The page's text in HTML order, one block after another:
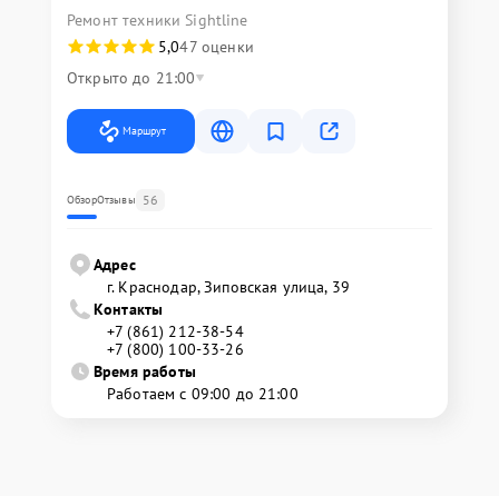
Ремонт техники Sightline
5,047 оценки
Открыто до 21:00
Маршрут
ОбзорОтзывы 56
Адрес
г. Краснодар, Зиповская улица, 39
Контакты
+7 (861) 212-38-54
+7 (800) 100-33-26
Время работы
Работаем с 09:00 до 21:00